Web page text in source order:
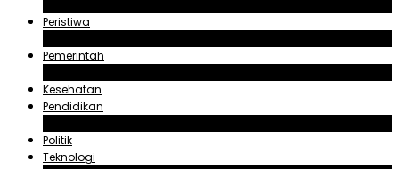
Peristiwa
Pemerintah
Kesehatan
Pendidikan
Politik
Teknologi